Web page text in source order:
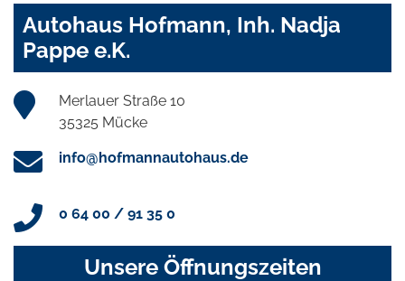
Autohaus Hofmann, Inh. Nadja
Pappe e.K.
Merlauer Straße 10
35325 Mücke
info@hofmannautohaus.de
0 64 00 / 91 35 0
Unsere Öffnungszeiten